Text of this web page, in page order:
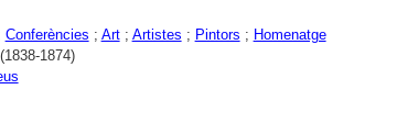
Conferències ; Art; Artistes ; Pintors ; Homenatge
1874)